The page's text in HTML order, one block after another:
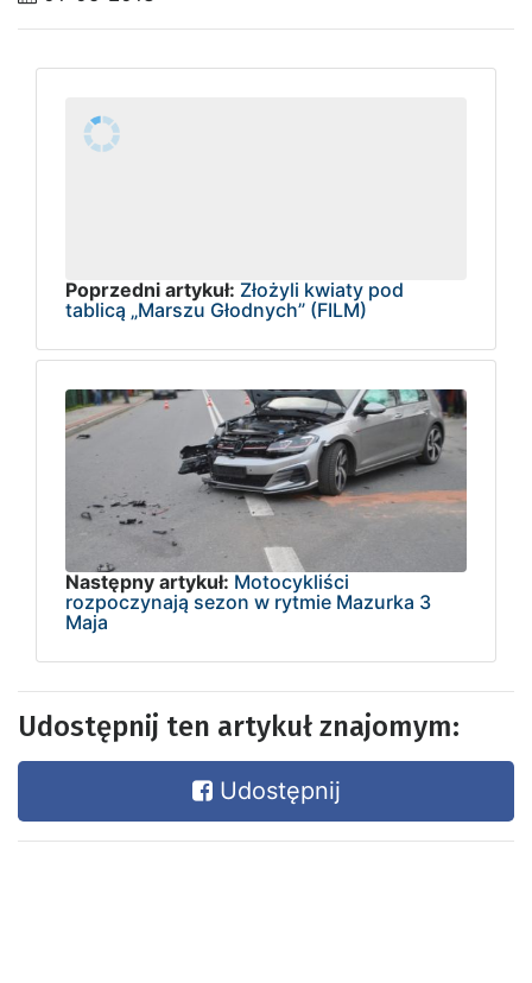
Poprzedni artykuł: Złożyli kwiaty pod
tablicą „Marszu Głodnych” (FILM)
Następny artykuł: Motocykliści
rozpoczynają sezon w rytmie Mazurka 3
Maja
Udostępnij ten artykuł znajomym:
Udostępnij